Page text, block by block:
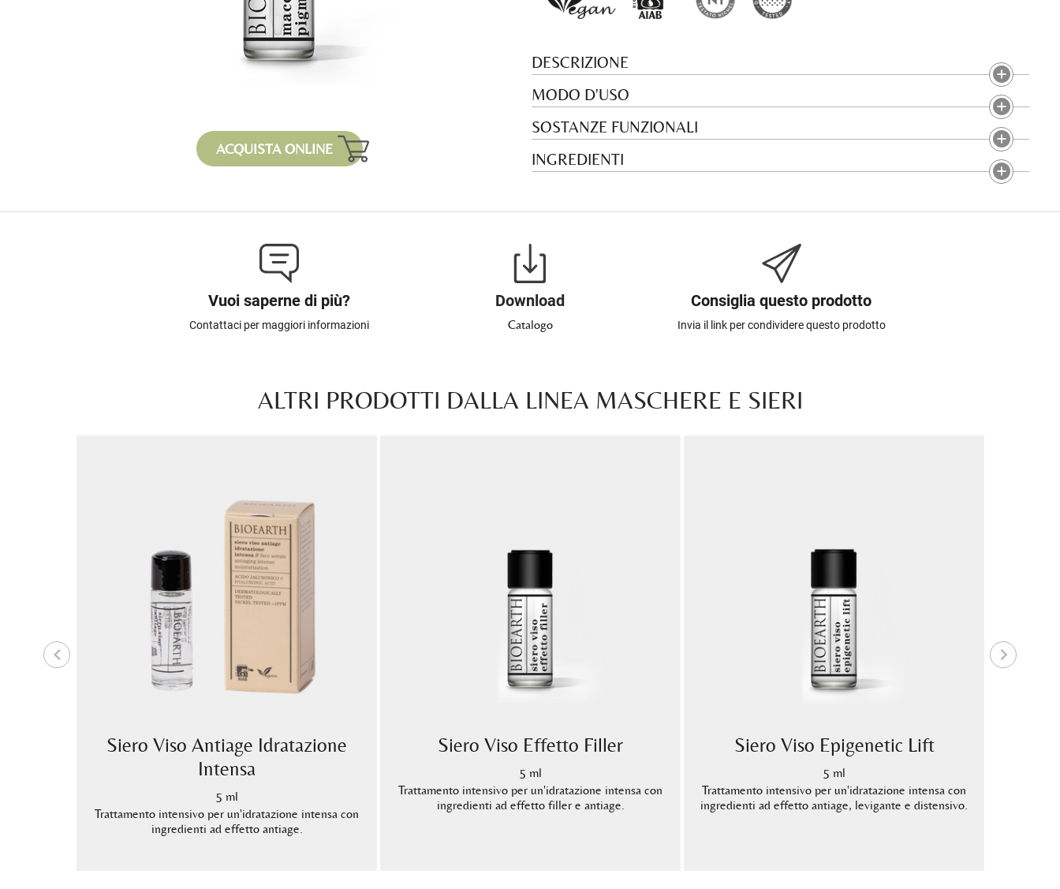
ACQUISTA ONLINE
DESCRIZIONE
MODO D'USO
SOSTANZE FUNZIONALI
INGREDIENTI
Vuoi saperne di più?
Contattaci per maggiori informazioni
Download
Catalogo
Consiglia questo prodotto
Invia il link per condividere questo prodotto
ALTRI PRODOTTI DALLA LINEA MASCHERE E SIERI
Siero Viso Antiage Idratazione
Intensa
5 ml
Trattamento intensivo per un'idratazione intensa con
ingredienti ad effetto antiage.
Siero Viso Effetto Filler
5 ml
Trattamento intensivo per un'idratazione intensa con
ingredienti ad effetto filler e antiage.
Siero Viso Epigenetic Lift
5 ml
Trattamento intensivo per un'idratazione intensa con
ingredienti ad effetto antiage, levigante e distensivo.